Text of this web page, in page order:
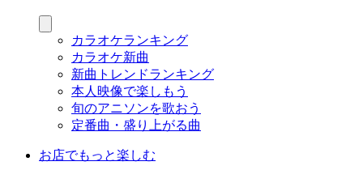
カラオケランキング
カラオケ新曲
新曲トレンドランキング
本人映像で楽しもう
旬のアニソンを歌おう
定番曲・盛り上がる曲
お店でもっと楽しむ